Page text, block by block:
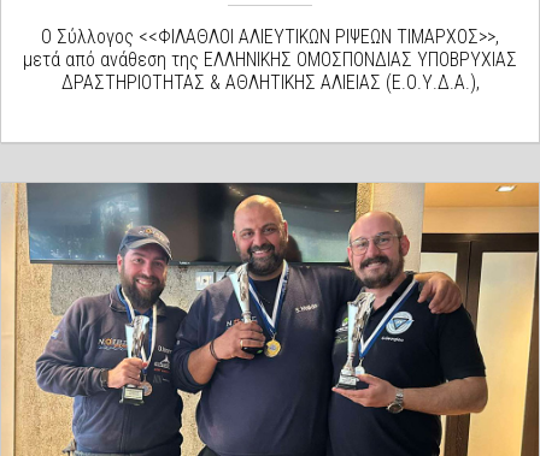
Ο Σύλλογος <<ΦΙΛΑΘΛΟΙ ΑΛΙΕΥΤΙΚΩΝ ΡΙΨΕΩΝ ΤΙΜΑΡΧΟΣ>>,
μετά από ανάθεση της ΕΛΛΗΝΙΚΗΣ ΟΜΟΣΠΟΝΔΙΑΣ ΥΠΟΒΡΥΧΙΑΣ
ΔΡΑΣΤΗΡΙΟΤΗΤΑΣ & ΑΘΛΗΤΙΚΗΣ ΑΛΙΕΙΑΣ (Ε.Ο.Υ.Δ.Α.),